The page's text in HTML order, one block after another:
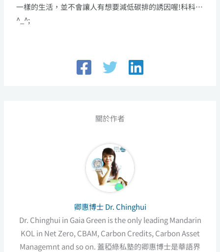
一樣的生活，並不會讓人有想要減低碳排的誘因喔!科科…
^_^;
關於作者
卿惠博士 Dr. Chinghui
Dr. Chinghui in Gaia Green is the only leading Mandarin
KOL in Net Zero, CBAM, Carbon Credits, Carbon Asset
Managemnt and so on. 蓋稏綠私塾的卿惠博士是華語界